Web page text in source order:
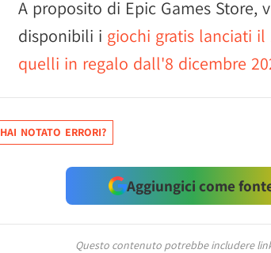
A proposito di Epic Games Store,
disponibili i giochi gratis lanciati il
quelli in regalo dall'8 dicembre
HAI NOTATO ERRORI?
Aggiungici come
Questo contenuto potrebbe includere